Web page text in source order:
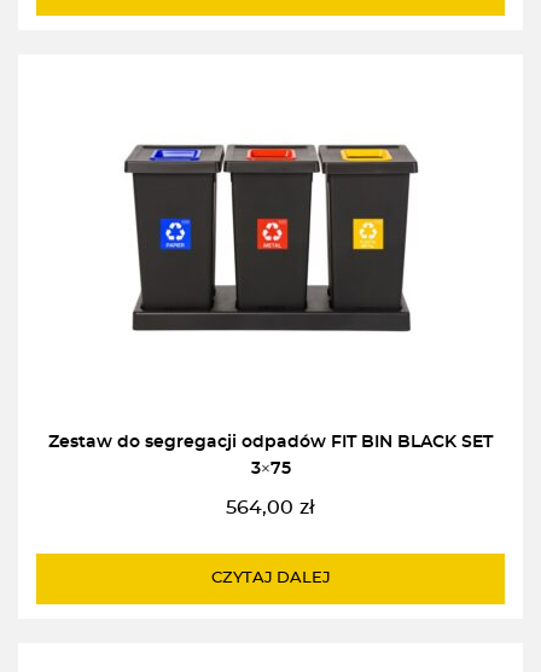
Zestaw do segregacji odpadów FIT BIN BLACK SET
3×75
564,00 zł
CZYTAJ DALEJ